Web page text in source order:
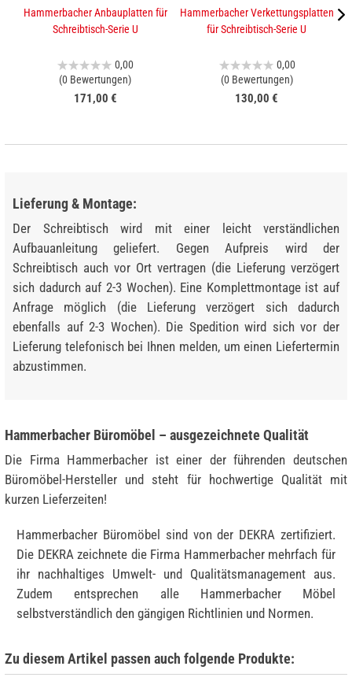
Hammerbacher Anbauplatten für
Schreibtisch-Serie U
0,00
(0 Bewertungen)
171,00 €
Hammerbacher Verkettungsplatten
für Schreibtisch-Serie U
0,00
(0 Bewertungen)
130,00 €
Lieferung & Montage:
Der Schreibtisch wird mit einer leicht verständlichen
Aufbauanleitung geliefert. Gegen Aufpreis wird der
Schreibtisch auch vor Ort vertragen (die Lieferung verzögert
sich dadurch auf 2-3 Wochen). Eine Komplettmontage ist auf
Anfrage möglich (die Lieferung verzögert sich dadurch
ebenfalls auf 2-3 Wochen). Die Spedition wird sich vor der
Lieferung telefonisch bei Ihnen melden, um einen Liefertermin
abzustimmen.
Hammerbacher Büromöbel – ausgezeichnete Qualität
Die Firma Hammerbacher ist einer der führenden deutschen
Büromöbel-Hersteller und steht für hochwertige Qualität mit
kurzen Lieferzeiten!
Hammerbacher Büromöbel sind von der DEKRA zertifiziert.
Die DEKRA zeichnete die Firma Hammerbacher mehrfach für
ihr nachhaltiges Umwelt- und Qualitätsmanagement aus.
Zudem entsprechen alle Hammerbacher Möbel
selbstverständlich den gängigen Richtlinien und Normen.
Zu diesem Artikel passen auch folgende Produkte: